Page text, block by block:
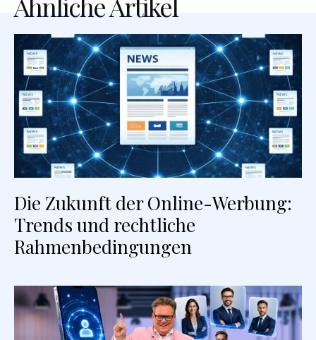
Die Zukunft der Online-Werbung:
Trends und rechtliche
Rahmenbedingungen